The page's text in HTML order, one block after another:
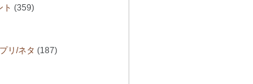
ト (359)
リ/ネタ (187)